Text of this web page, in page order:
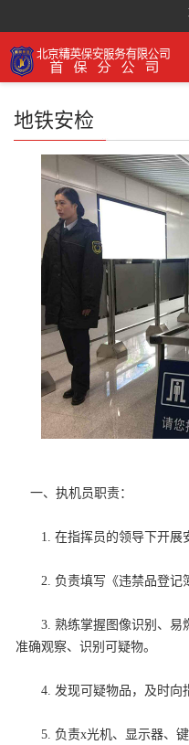
地铁安检
一、执机员职责：
1. 在指挥员的领导下开展
2. 负责填写《违禁品登记
3. 熟练掌握图像识别、易
准确观察、识别可疑物。
4. 发现可疑物品，及时向
5. 负责x光机、显示器、键